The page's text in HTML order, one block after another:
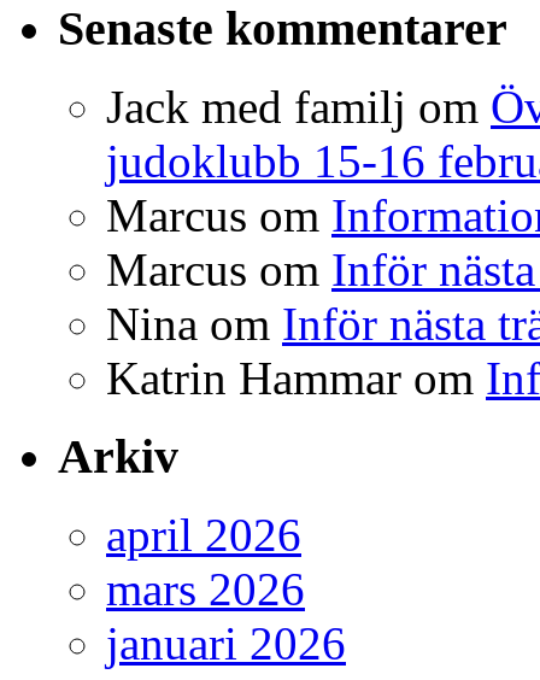
Senaste kommentarer
Jack med familj om
judoklubb 15-16
Marcus om
Marcus om Inför
Nina om Inför nästa
Katrin Hammar om
Arkiv
april 2026
mars 2026
januari 2026